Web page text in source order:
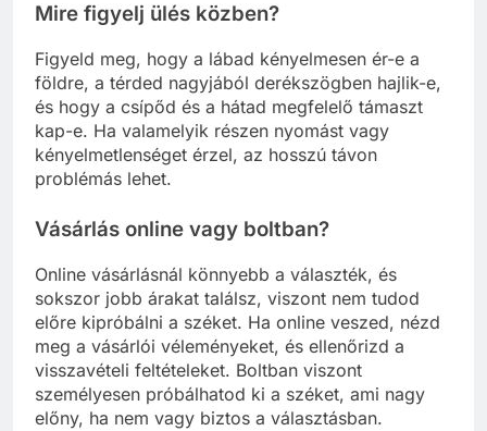
Mire figyelj ülés közben?
Figyeld meg, hogy a lábad kényelmesen ér-e a
földre, a térded nagyjából derékszögben hajlik-e,
és hogy a csípőd és a hátad megfelelő támaszt
kap-e. Ha valamelyik részen nyomást vagy
kényelmetlenséget érzel, az hosszú távon
problémás lehet.
Vásárlás online vagy boltban?
Online vásárlásnál könnyebb a választék, és
sokszor jobb árakat találsz, viszont nem tudod
előre kipróbálni a széket. Ha online veszed, nézd
meg a vásárlói véleményeket, és ellenőrizd a
visszavételi feltételeket. Boltban viszont
személyesen próbálhatod ki a széket, ami nagy
előny, ha nem vagy biztos a választásban.